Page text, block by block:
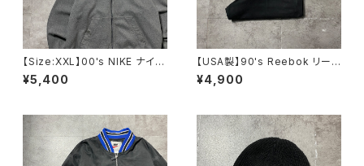
【Size:XXL】00's NIKE ナイ
キ スウォッシュ 刺繍ワンポイ
ント グレー フルジップ スウ
¥5,400
【USA製】90's Reebok リー
ボック ベクターロゴ ラベ
ル ブラック 薄手 スウェット
¥4,900